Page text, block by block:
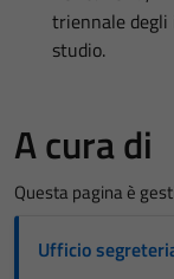
triennale
studio.
A cura di
Questa pagina è
Ufficio